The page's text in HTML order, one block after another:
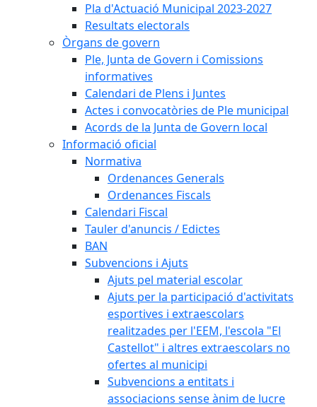
Pla d'Actuació Municipal 2023-2027
Resultats electorals
Òrgans de govern
Ple, Junta de Govern i Comissions
informatives
Calendari de Plens i Juntes
Actes i convocatòries de Ple municipal
Acords de la Junta de Govern local
Informació oficial
Normativa
Ordenances Generals
Ordenances Fiscals
Calendari Fiscal
Tauler d'anuncis / Edictes
BAN
Subvencions i Ajuts
Ajuts pel material escolar
Ajuts per la participació d'activitats
esportives i extraescolars
realitzades per l'EEM, l'escola "El
Castellot" i altres extraescolars no
ofertes al municipi
Subvencions a entitats i
associacions sense ànim de lucre